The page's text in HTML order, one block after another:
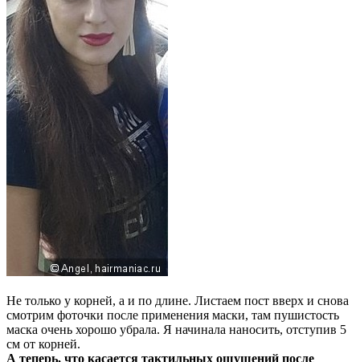
Не только у корней, а и по длине. Листаем пост вверх и снова
смотрим фоточки после применения маски, там пушистость
маска очень хорошо убрала. Я начинала наносить, отступив 5
см от корней.
А теперь, что касается тактильных ощущений после